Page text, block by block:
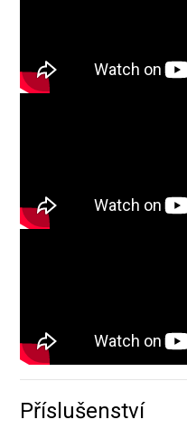
Příslušenství